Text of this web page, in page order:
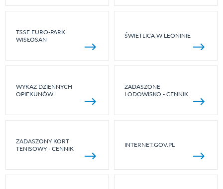
TSSE EURO-PARK
WISŁOSAN
ŚWIETLICA W LEONINIE
WYKAZ DZIENNYCH
OPIEKUNÓW
ZADASZONE
LODOWISKO - CENNIK
ZADASZONY KORT
TENISOWY - CENNIK
INTERNET.GOV.PL